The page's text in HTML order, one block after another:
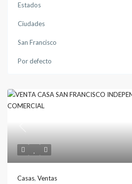
Estados
Ciudades
San Francisco
Por defecto
Previous
Casas, Ventas